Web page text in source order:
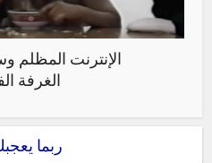
الإنترنت المظلم
الغرفة
ربما